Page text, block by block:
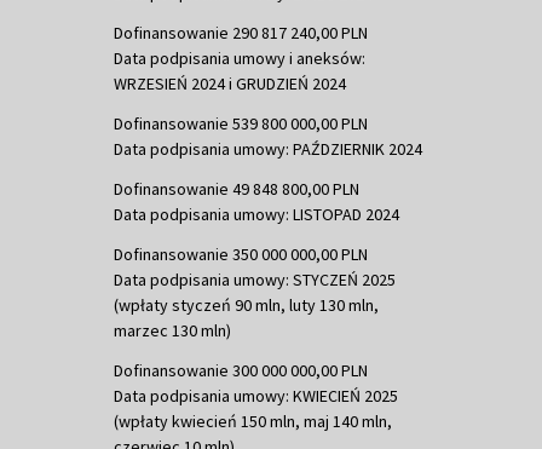
Dofinansowanie 290 817 240,00 PLN
Data podpisania umowy i aneksów:
WRZESIEŃ 2024 i GRUDZIEŃ 2024
Dofinansowanie 539 800 000,00 PLN
Data podpisania umowy: PAŹDZIERNIK 2024
Dofinansowanie 49 848 800,00 PLN
Data podpisania umowy: LISTOPAD 2024
Dofinansowanie 350 000 000,00 PLN
Data podpisania umowy: STYCZEŃ 2025
(wpłaty styczeń 90 mln, luty 130 mln,
marzec 130 mln)
Dofinansowanie 300 000 000,00 PLN
Data podpisania umowy: KWIECIEŃ 2025
(wpłaty kwiecień 150 mln, maj 140 mln,